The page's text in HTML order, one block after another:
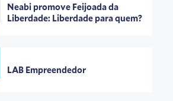
Neabi promove Feijoada da
Liberdade: Liberdade para quem?
LAB Empreendedor